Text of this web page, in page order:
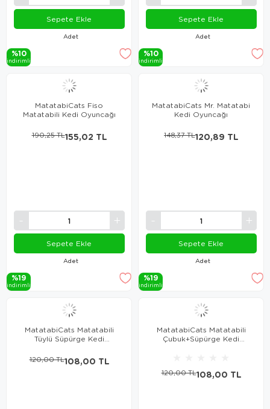
Adet
Sepete Ekle
%10
i̇ndi̇ri̇mli̇
Adet
Sepete Ekle
%10
i̇ndi̇ri̇mli̇
MatatabiCats Fiso
Matatabili Kedi Oyuncağı
Adet
155,02 TL
190,25 TL
Sepete Ekle
%19
i̇ndi̇ri̇mli̇
MatatabiCats Mr. Matatabi
Kedi Oyuncağı
Adet
120,89 TL
148,37 TL
Sepete Ekle
%19
i̇ndi̇ri̇mli̇
MatatabiCats Matatabili
Tüylü Süpürge Kedi
108,00 TL
120,00 TL
MatatabiCats Matatabili
Çubuk+Süpürge Kedi
108,00 TL
120,00 TL